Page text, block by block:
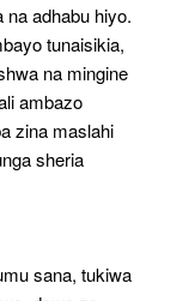
adhabu hiyo.
tunaisikia,
na mingine
ambazo
zina maslahi
sheria
sana, tukiwa